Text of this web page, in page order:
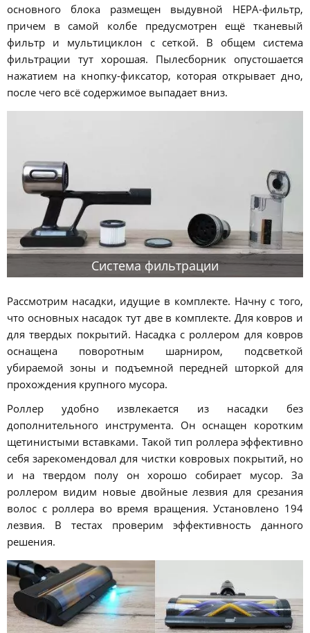
основного блока размещен выдувной HEPA-фильтр,
причем в самой колбе предусмотрен ещё тканевый
фильтр и мультициклон с сеткой. В общем система
фильтрации тут хорошая. Пылесборник опустошается
нажатием на кнопку-фиксатор, которая открывает дно,
после чего всё содержимое выпадает вниз.
Система фильтрации
Рассмотрим насадки, идущие в комплекте. Начну с того,
что основных насадок тут две в комплекте. Для ковров и
для твердых покрытий. Насадка с роллером для ковров
оснащена поворотным шарниром, подсветкой
убираемой зоны и подъемной передней шторкой для
прохождения крупного мусора.
Роллер удобно извлекается из насадки без
дополнительного инструмента. Он оснащен коротким
щетинистыми вставками. Такой тип роллера эффективно
себя зарекомендовал для чистки ковровых покрытий, но
и на твердом полу он хорошо собирает мусор. За
роллером видим новые двойные лезвия для срезания
волос с роллера во время вращения. Установлено 194
лезвия. В тестах проверим эффективность данного
решения.